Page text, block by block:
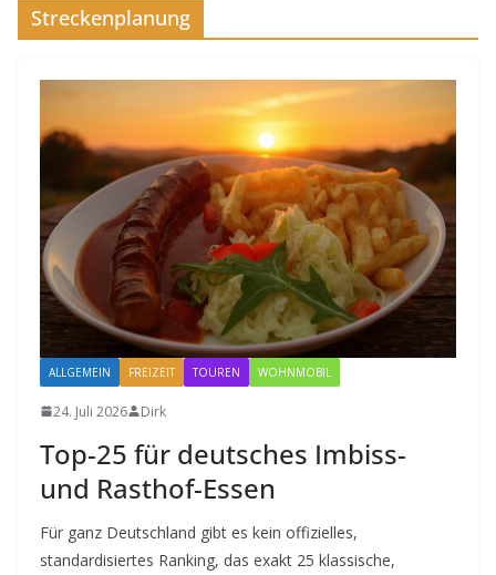
Streckenplanung
ALLGEMEIN FREIZEIT TOUREN WOHNMOBIL
24. Juli 2026 Dirk
Top-25 für deutsches Imbiss-
und Rasthof-Essen
Für ganz Deutschland gibt es kein offizielles,
standardisiertes Ranking, das exakt 25 klassische,